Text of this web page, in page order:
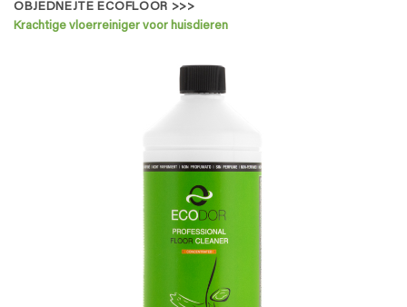
OBJEDNEJTE ECOFLOOR >>>
Krachtige vloerreiniger voor huisdieren